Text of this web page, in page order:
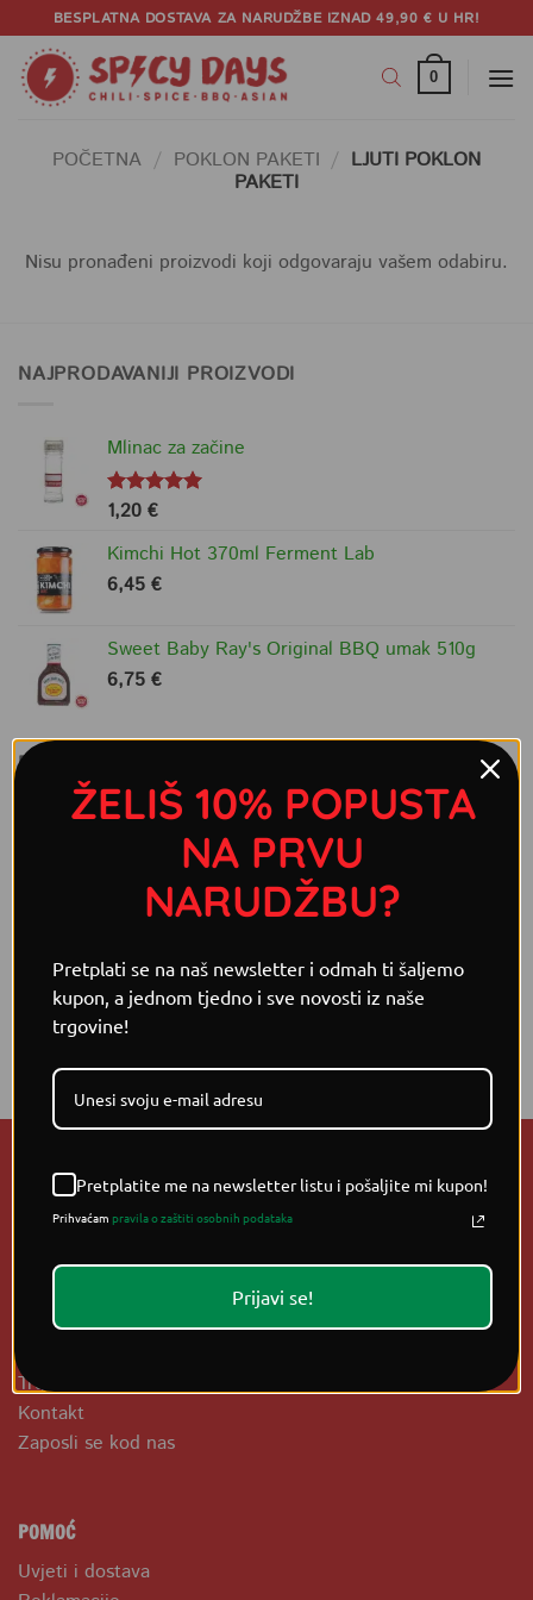
to
content
BESPLATNA DOSTAVA ZA NARUDŽBE IZNAD 49,90 € U HR!
0
POČETNA / POKLON PAKETI / LJUTI POKLON
PAKETI
Nisu pronađeni proizvodi koji odgovaraju vašem odabiru.
NAJPRODAVANIJI PROIZVODI
Mlinac za začine
Ocjenjeno
1,20 €
Kimchi Hot 370ml Ferment Lab
6,45 €
Sweet Baby Ray's Original BBQ umak 510g
6,75 €
PROVJERI ŠTO JOŠ RADIMO!
O nama
Trgovina
Kontakt
Zaposli se kod nas
POMOĆ
Uvjeti i dostava
ŽELIŠ 10% POPUSTA
NA PRVU
NARUDŽBU?
Pretplati se na naš newsletter i odmah ti šaljemo
kupon, a jednom tjedno i sve novosti iz naše
trgovine!
Pretplatite me na newsletter listu i pošaljite mi kupon!
Prihvaćam pravila o zaštiti osobnih podataka
Prijavi se!